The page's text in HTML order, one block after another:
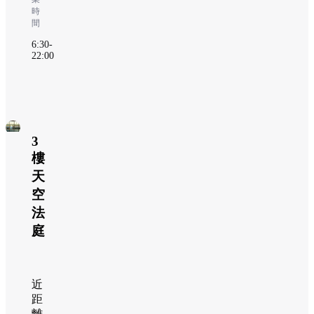
時
間
6:30-
22:00
3
樓
天
空
法
庭
近
距